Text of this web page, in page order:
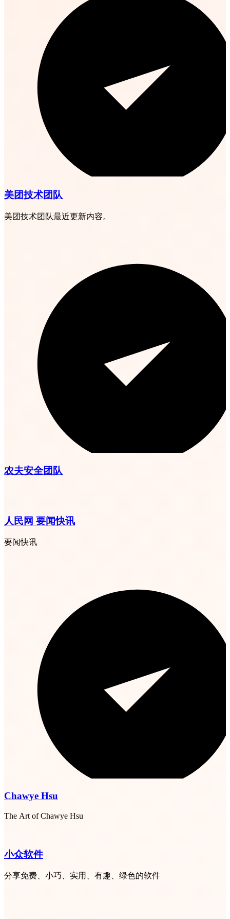
美团技术团队
美团技术团队最近更新内容。
农夫安全团队
人民网 要闻快讯
要闻快讯
Chawye Hsu
The Art of Chawye Hsu
小众软件
分享免费、小巧、实用、有趣、绿色的软件